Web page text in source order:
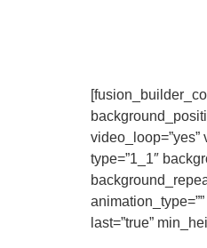
video_loop=”yes”
type=”1_1″
last=”true”